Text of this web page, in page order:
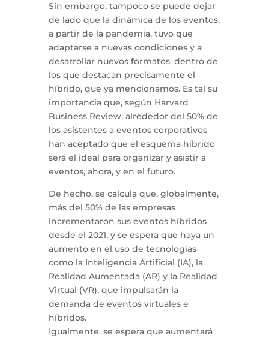
Sin embargo, tampoco se puede dejar
de lado que la dinámica de los eventos,
a partir de la pandemia, tuvo que
adaptarse a nuevas condiciones y a
desarrollar nuevos formatos, dentro de
los que destacan precisamente el
híbrido, que ya mencionamos. Es tal su
importancia que, según Harvard
Business Review, alrededor del 50% de
los asistentes a eventos corporativos
han aceptado que el esquema híbrido
será el ideal para organizar y asistir a
eventos, ahora, y en el futuro.
De hecho, se calcula que, globalmente,
más del 50% de las empresas
incrementaron sus eventos híbridos
desde el 2021, y se espera que haya un
aumento en el uso de tecnologías
como la Inteligencia Artificial (IA), la
Realidad Aumentada (AR) y la Realidad
Virtual (VR), que impulsarán la
demanda de eventos virtuales e
híbridos.
Igualmente, se espera que aumentará